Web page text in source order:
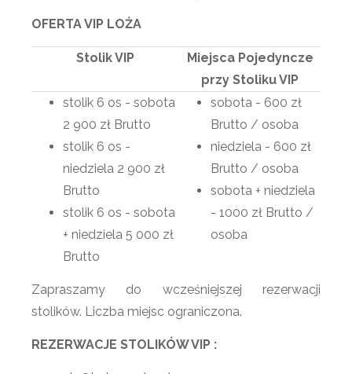
OFERTA VIP LOŻA
Stolik VIP
Miejsca Pojedyncze
przy Stoliku VIP
stolik 6 os - sobota
2 900 zł Brutto
stolik 6 os -
niedziela 2 900 zł
Brutto
stolik 6 os - sobota
+ niedziela 5 000 zł
Brutto
sobota - 600 zł
Brutto / osoba
niedziela - 600 zł
Brutto / osoba
sobota + niedziela
- 1000 zł Brutto /
osoba
Zapraszamy do wcześniejszej rezerwacji
stolików. Liczba miejsc ograniczona.
REZERWACJE STOLIKÓW VIP :